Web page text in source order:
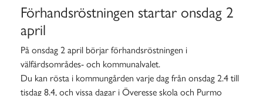
Förhandsröstningen startar onsdag 2
april
På onsdag 2 april börjar förhandsröstningen i
välfärdsområdes- och kommunalvalet.
Du kan rösta i kommungården varje dag från onsdag 2.4 till
tisdag 8.4, och vissa dagar i Överesse skola och Purmo